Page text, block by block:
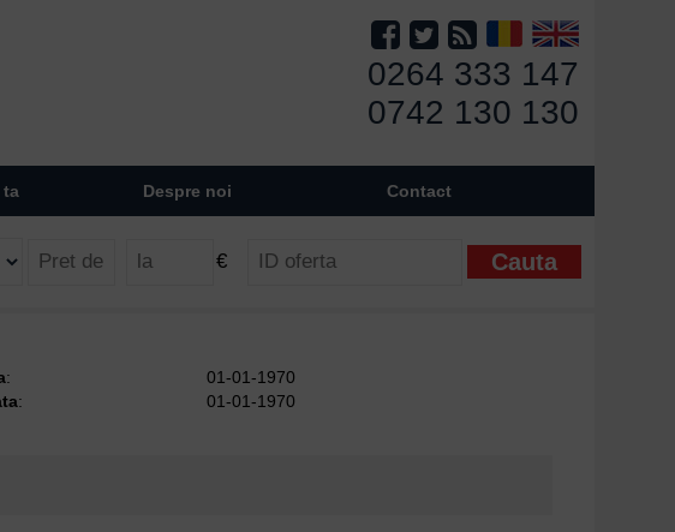
0264 333 147
0742 130 130
Despre noi Contact
€
:
01-01-1970
:
01-01-1970